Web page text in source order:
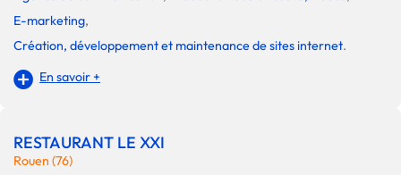
E-marketing,
Création, développement et maintenance de sites internet.
En savoir +
RESTAURANT LE XXI
Rouen (76)